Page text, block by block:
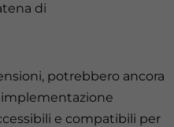
di
potrebbero ancora
implementazione
e compatibili per